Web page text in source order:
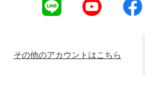
その他のアカウントはこちら